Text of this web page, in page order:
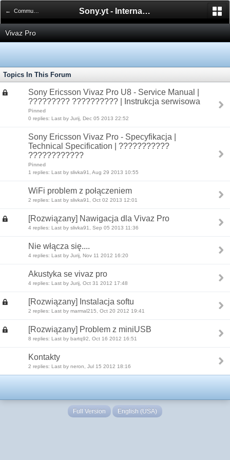
← Communication & Entertainment Unlimited Sony.yt - International Sony Forum
Vivaz Pro
Topics In This Forum
Sony Ericsson Vivaz Pro U8 - Service Manual |
????????? ?????????? | Instrukcja serwisowa
Pinned
0 replies: Last by Jurij, Dec 05 2013 22:52
Sony Ericsson Vivaz Pro - Specyfikacja |
Technical Specification | ???????????
????????????
Pinned
1 replies: Last by slivka91, Aug 29 2013 10:55
WiFi problem z połączeniem
2 replies: Last by slivka91, Oct 02 2013 12:01
[Rozwiązany] Nawigacja dla Vivaz Pro
4 replies: Last by slivka91, Sep 05 2013 11:36
Nie włącza się....
4 replies: Last by Jurij, Nov 11 2012 16:20
Akustyka se vivaz pro
4 replies: Last by Jurij, Oct 31 2012 17:48
[Rozwiązany] Instalacja softu
2 replies: Last by marmal215, Oct 20 2012 19:41
[Rozwiązany] Problem z miniUSB
8 replies: Last by bartq92, Oct 16 2012 16:51
Kontakty
2 replies: Last by neron, Jul 15 2012 18:16
Full Version English (USA)